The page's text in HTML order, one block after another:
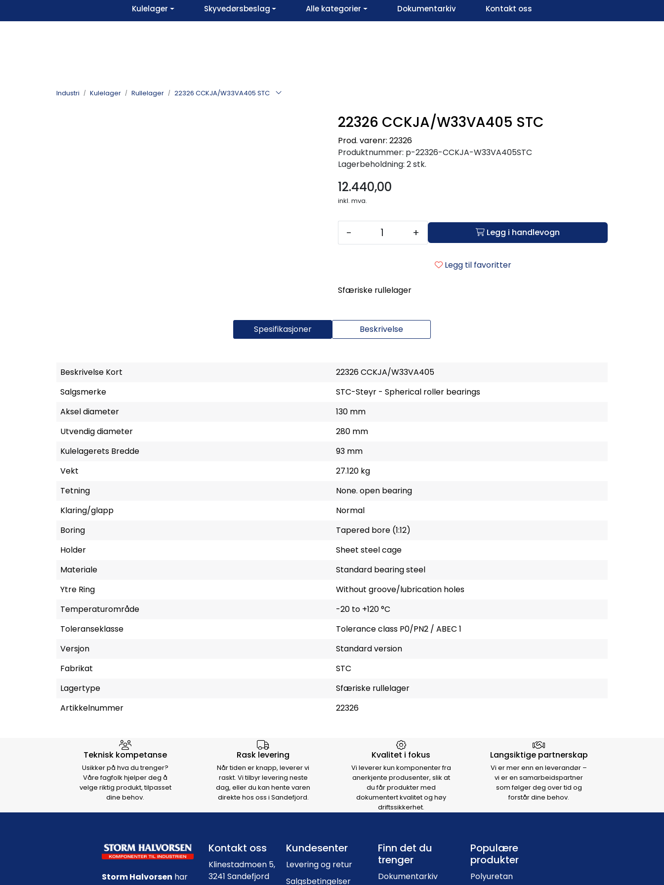
Infosenter
Kulelager Skyvedørsbeslag Alle kategorier Dokumentarkiv Kontakt oss
Industri Kulelager Rullelager 22326 CCKJA/W33VA405 STC
22326 CCKJA/W33VA405 STC
Prod. varenr: 22326
Produktnummer: p-22326-CCKJA-W33VA405STC
Lagerbeholdning: 2 stk.
12.440,00
inkl. mva.
- + Legg i handlevogn
Legg til favoritter
Sfæriske rullelager
Spesifikasjoner Beskrivelse
Beskrivelse Kort
22326 CCKJA/W33VA405
Salgsmerke
STC-Steyr - Spherical roller bearings
Aksel diameter
130 mm
Utvendig diameter
280 mm
Kulelagerets Bredde
93 mm
Vekt
27.120 kg
Tetning
None. open bearing
Klaring/glapp
Normal
Boring
Tapered bore (1:12)
Holder
Sheet steel cage
Materiale
Standard bearing steel
Ytre Ring
Without groove/lubrication holes
Temperaturområde
-20 to +120 °C
Toleranseklasse
Tolerance class P0/PN2 / ABEC 1
Versjon
Standard version
Fabrikat
STC
Lagertype
Sfæriske rullelager
Artikkelnummer
22326
Hvorfor velge Storm Halvorsen
Teknisk kompetanse
Usikker på hva du trenger?
Våre fagfolk hjelper deg å
velge riktig produkt, tilpasset
dine behov.
Rask levering
Når tiden er knapp, leverer vi
raskt. Vi tilbyr levering neste
dag, eller du kan hente varen
direkte hos oss i Sandefjord.
Kvalitet i fokus
Vi leverer kun komponenter fra
anerkjente produsenter, slik at
du får produkter med
dokumentert kvalitet og høy
driftssikkerhet.
Langsiktige partnerskap
Vi er mer enn en leverandør –
vi er en samarbeidspartner
som følger deg over tid og
forstår dine behov.
Footer navigation
Storm Halvorsen har
Kontakt oss
Klinestadmoen 5,
3241 Sandefjord
Kundesenter
Levering og retur
Salgsbetingelser
Finn det du
trenger
Dokumentarkiv
Populære
produkter
Polyuretan